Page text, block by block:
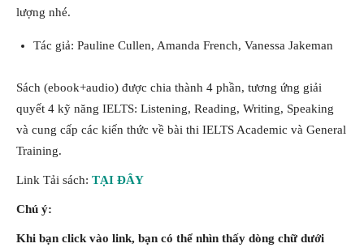
lượng nhé.
Tác giả: Pauline Cullen, Amanda French, Vanessa Jakeman
Sách (ebook+audio) được chia thành 4 phần, tương ứng giải
quyết 4 kỹ năng IELTS: Listening, Reading, Writing, Speaking
và cung cấp các kiến thức về bài thi IELTS Academic và General
Training.
Link Tải sách: TẠI ĐÂY
Chú ý:
Khi bạn click vào link, bạn có thể nhìn thấy dòng chữ dưới